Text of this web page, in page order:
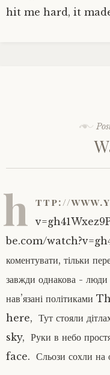
hit me hard, it
h ttp://
be.com/
коментувати, тільки
завжди однакова - люди
нав’язані
here, Тут стояли
sky, Руки в небо
face. Сльози сохли